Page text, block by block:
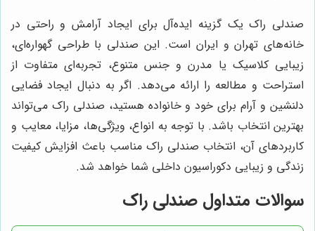
صندلی راک یک گزینه ایده‌آل برای ایجاد آرامش و راحتی در
خانه‌های تهران و ایران است. این صندلی با طراحی گهواره‌ای،
زیبایی کلاسیک یا مدرن و جنس متنوع، تجربه‌ای متفاوت از
استراحت و مطالعه را ارائه می‌دهد. اگر به دنبال ایجاد فضایی
دلنشین و آرام برای خود و خانواده هستید، صندلی راک می‌تواند
بهترین انتخاب باشد. با توجه به انواع، ویژگی‌ها، مزایا، معایب و
کاربردهای آن، انتخاب صندلی راک مناسب باعث افزایش کیفیت
زندگی و زیبایی دکوراسیون داخلی شما خواهد شد.
سوالات متداول صندلی راک